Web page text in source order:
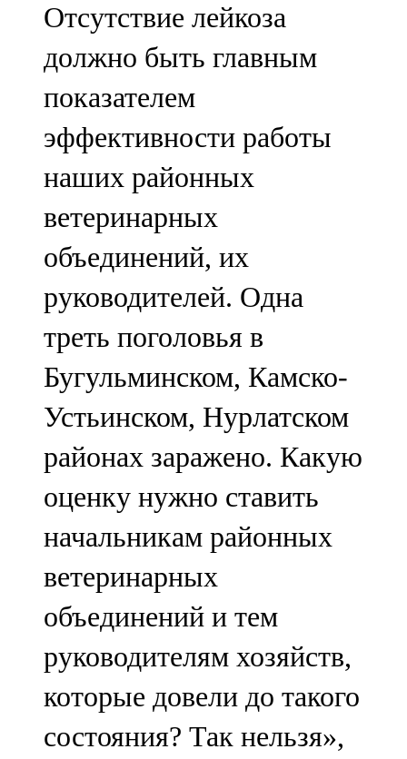
Отсутствие лейкоза
должно быть главным
показателем
эффективности работы
наших районных
ветеринарных
объединений, их
руководителей. Одна
треть поголовья в
Бугульминском, Камско-
Устьинском, Нурлатском
районах заражено. Какую
оценку нужно ставить
начальникам районных
ветеринарных
объединений и тем
руководителям хозяйств,
которые довели до такого
состояния? Так нельзя»,